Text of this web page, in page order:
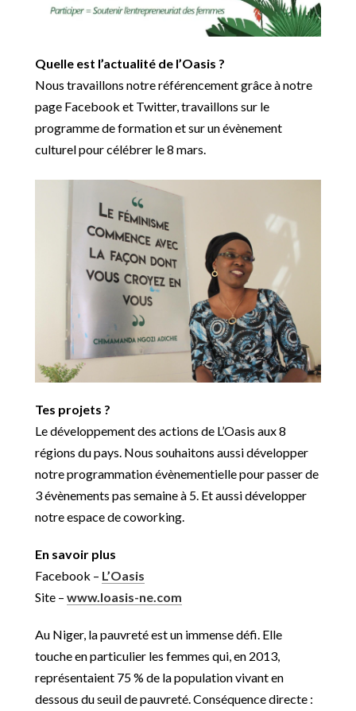
Quelle est l’actualité de l’Oasis ?
Nous travaillons notre référencement grâce à notre
page Facebook et Twitter, travaillons sur le
programme de formation et sur un évènement
culturel pour célébrer le 8 mars.
Tes projets ?
Le développement des actions de L’Oasis aux 8
régions du pays. Nous souhaitons aussi développer
notre programmation évènementielle pour passer de
3 évènements pas semaine à 5. Et aussi développer
notre espace de coworking.
En savoir plus
Facebook – L’Oasis
Site – www.loasis-ne.com
Au Niger, la pauvreté est un immense défi. Elle
touche en particulier les femmes qui, en 2013,
représentaient 75 % de la population vivant en
dessous du seuil de pauvreté. Conséquence directe :